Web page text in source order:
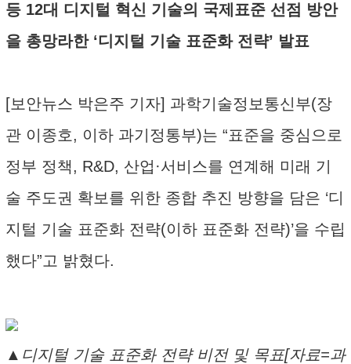
등 12대 디지털 혁신 기술의 국제표준 선점 방안
을 총망라한 ‘디지털 기술 표준화 전략’ 발표
[보안뉴스 박은주 기자] 과학기술정보통신부(장
관 이종호, 이하 과기정통부)는 “표준을 중심으로
정부 정책, R&D, 산업·서비스를 연계해 미래 기
술 주도권 확보를 위한 종합 추진 방향을 담은 ‘디
지털 기술 표준화 전략(이하 표준화 전략)’을 수립
했다”고 밝혔다.
▲디지털 기술 표준화 전략 비전 및 목표[자료=과